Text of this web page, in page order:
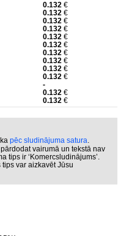
0.132€
0.132€
0.132€
0.132€
0.132€
0.132€
0.132€
0.132€
0.132€
0.132€
-
0.132€
0.132€
pēc sludinājuma satura.
vairumā un tekstā nav
tips ir ‘Komercsludinājums’.
var aizkavēt Jūsu